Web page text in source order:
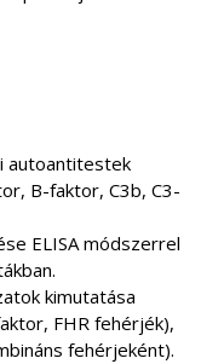
autoantitestek
B-faktor, C3b, C3-
ELISA módszerrel
kimutatása
FHR fehérjék),
fehérjeként).